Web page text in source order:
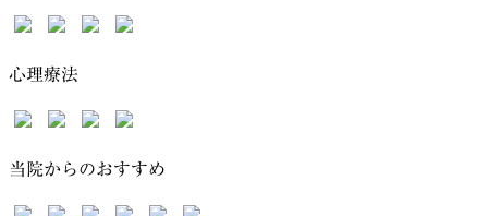
心理療法
当院からのおすすめ